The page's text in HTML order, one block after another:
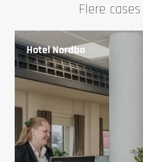
Flere cases
Hotel Nordbo